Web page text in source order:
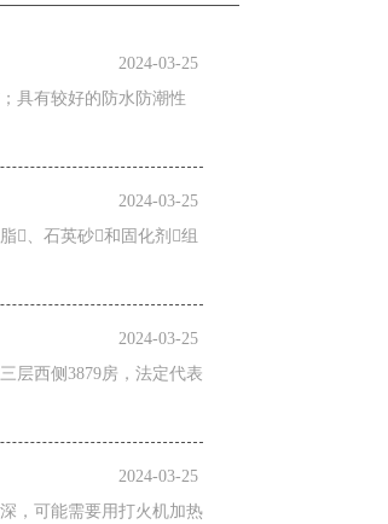
2024-03-25
具有较好的防水防潮性
2024-03-25
、石英砂和固化剂组
2024-03-25
层西侧3879房，法定代表
2024-03-25
，可能需要用打火机加热